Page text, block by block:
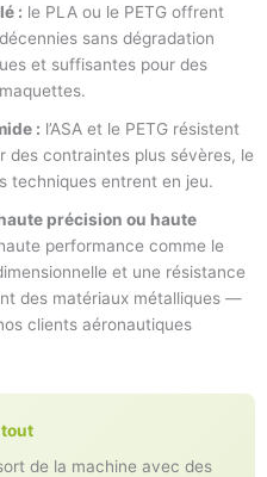
: le PLA ou le PETG offrent
sans dégradation
et suffisantes pour des
: l’ASA et le PETG résistent
des contraintes plus sévères, le
techniques entrent en jeu.
précision ou haute
performance comme le
et une résistance
des matériaux métalliques —
clients aéronautiques
de la machine avec des